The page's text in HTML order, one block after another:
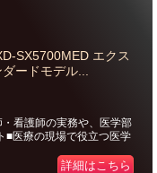
SX5700MED エクス
ードモデル...
看護師の実務や、医学部
■医療の現場で役立つ医学
詳細はこちら